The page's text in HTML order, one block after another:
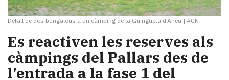
Detall de dos bungalous a un càmping de la Guingueta d’Àneu | ACN
​Es reactiven les reserves als
càmpings del Pallars des de
l'entrada a la fase 1 del